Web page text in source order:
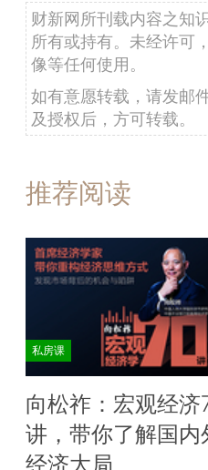
财新网所刊载内容之知
所有或持有。未经许可
像等任何使用。
如有意愿转载，请发邮
及授权后，方可转载。
推荐阅读
私房课
向松祚：宏观经济
讲，带你了解国内
经济大局